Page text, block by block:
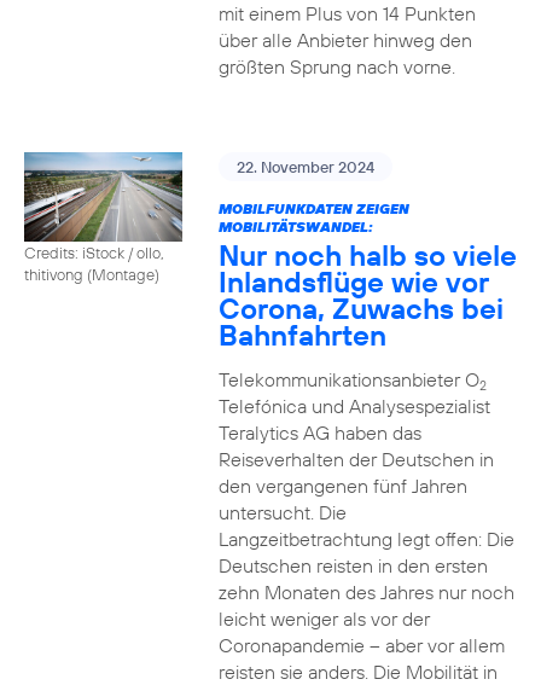
mit einem Plus von 14 Punkten
über alle Anbieter hinweg den
größten Sprung nach vorne.
Credits: iStock / ollo,
thitivong (Montage)
22. November 2024
MOBILFUNKDATEN ZEIGEN
MOBILITÄTSWANDEL:
Nur noch halb so viele
Inlandsflüge wie vor
Corona, Zuwachs bei
Bahnfahrten
Telekommunikationsanbieter O2
Telefónica und Analysespezialist
Teralytics AG haben das
Reiseverhalten der Deutschen in
den vergangenen fünf Jahren
untersucht. Die
Langzeitbetrachtung legt offen: Die
Deutschen reisten in den ersten
zehn Monaten des Jahres nur noch
leicht weniger als vor der
Coronapandemie – aber vor allem
reisten sie anders. Die Mobilität in